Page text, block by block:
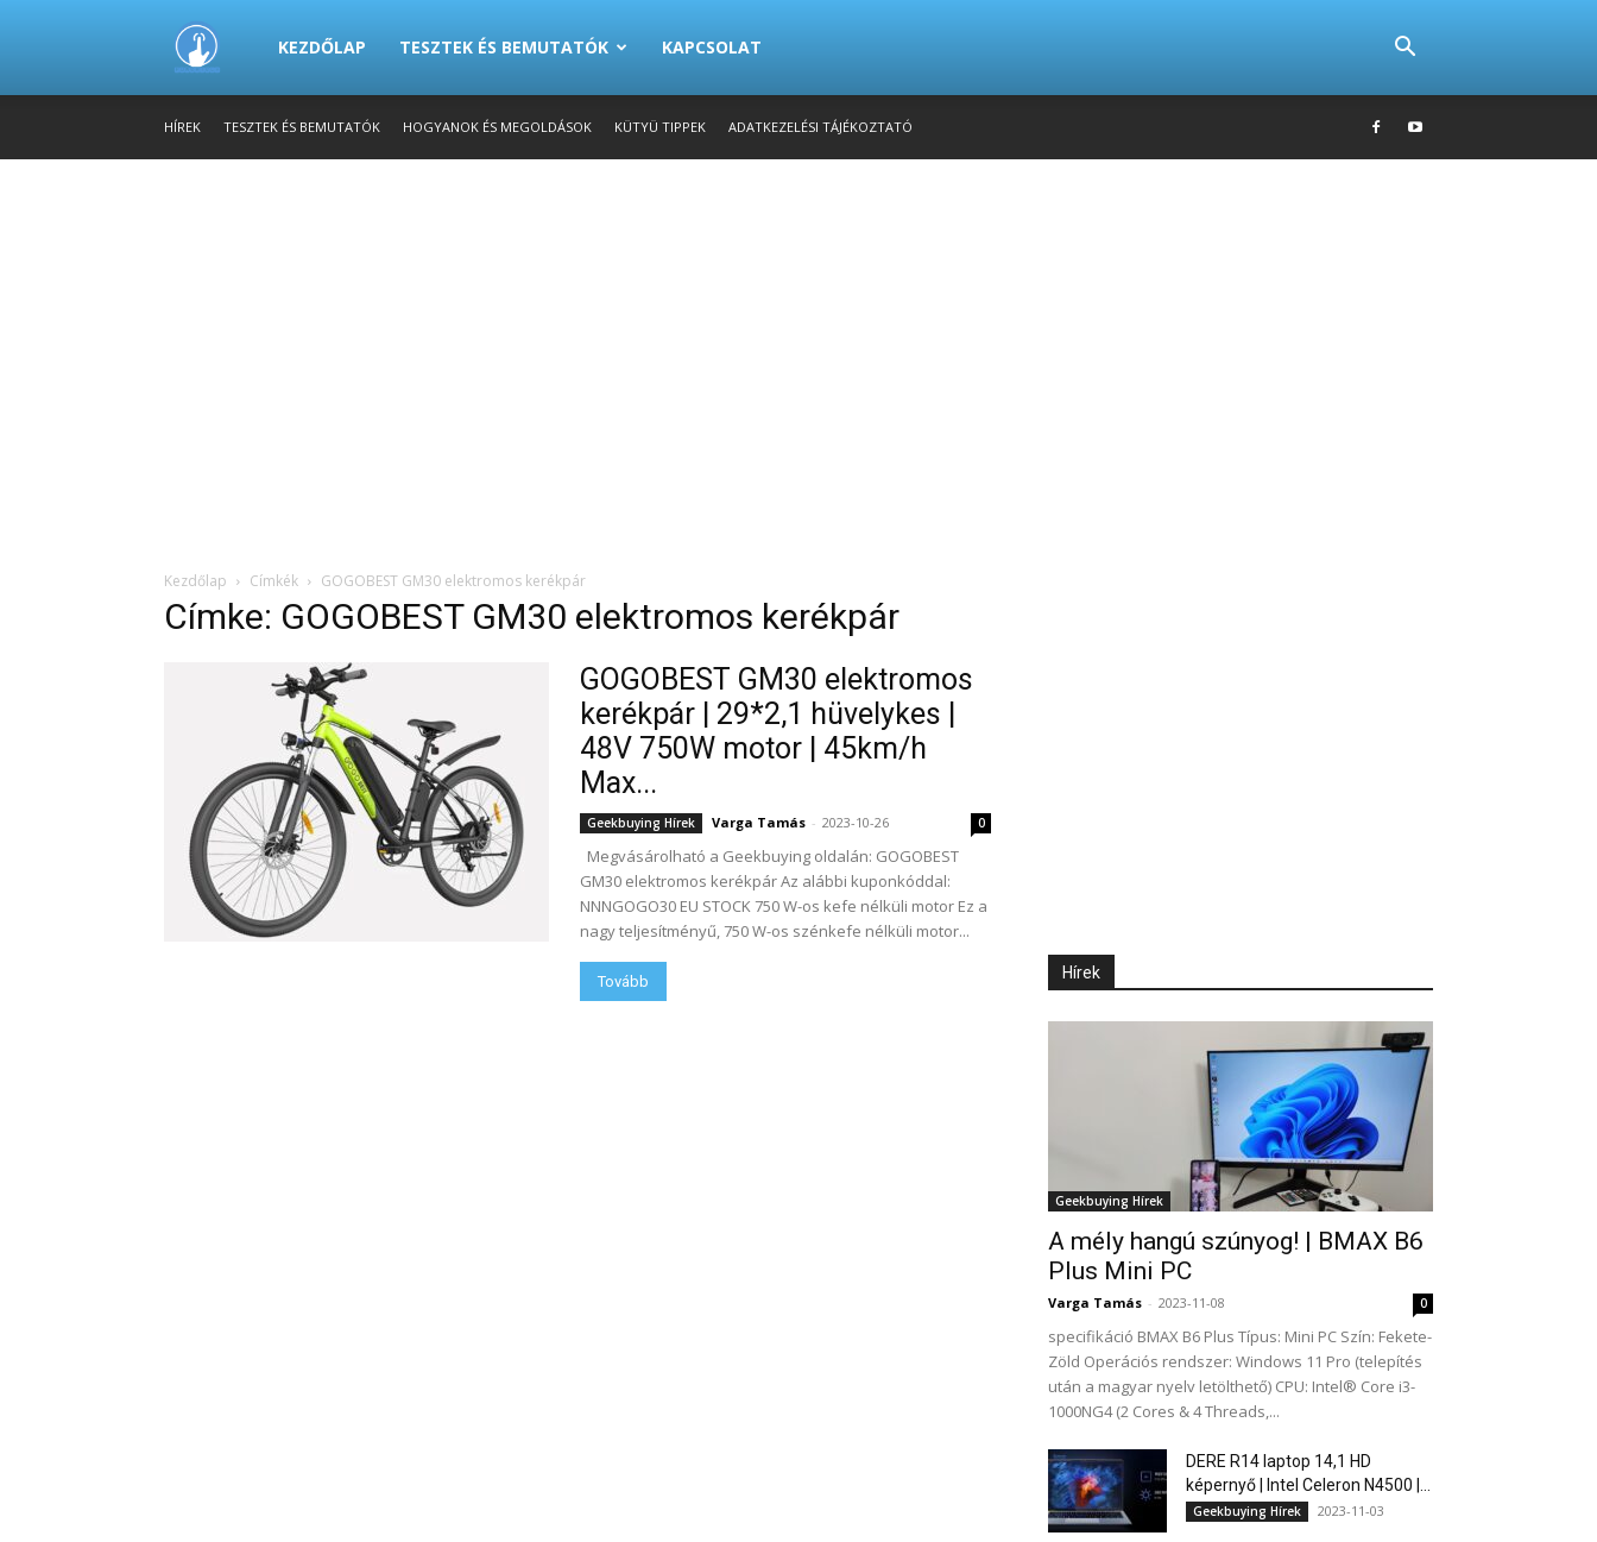
PowerTech.hu
KEZDŐLAP TESZTEK ÉS BEMUTATÓK KAPCSOLAT
HÍREK TESZTEK ÉS BEMUTATÓK HOGYANOK ÉS MEGOLDÁSOK KÜTYÜ TIPPEK ADATKEZELÉSI TÁJÉKOZTATÓ
Kezdőlap Címkék GOGOBEST GM30 elektromos kerékpár
Címke: GOGOBEST GM30 elektromos kerékpár
GOGOBEST GM30 elektromos
kerékpár | 29*2,1 hüvelykes |
48V 750W motor | 45km/h
Max...
Geekbuying Hírek Varga Tamás - 2023-10-26 0
Megvásárolható a Geekbuying oldalán: GOGOBEST
GM30 elektromos kerékpár Az alábbi kuponkóddal:
NNNGOGO30 EU STOCK 750 W-os kefe nélküli motor Ez a
nagy teljesítményű, 750 W-os szénkefe nélküli motor...
Tovább Hírek
Geekbuying Hírek
A mély hangú szúnyog! | BMAX B6
Plus Mini PC
Varga Tamás - 2023-11-08 0
specifikáció BMAX B6 Plus Típus: Mini PC Szín: Fekete-
Zöld Operációs rendszer: Windows 11 Pro (telepítés
után a magyar nyelv letölthető) CPU: Intel® Core i3-
1000NG4 (2 Cores & 4 Threads,...
DERE R14 laptop 14,1 HD
képernyő | Intel Celeron N4500 |...
Geekbuying Hírek 2023-11-03